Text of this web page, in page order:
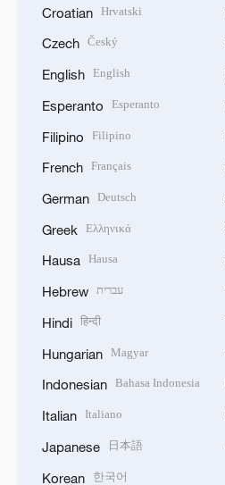
Croatian Hrvatski
Czech Český
English English
Esperanto Esperanto
Filipino Filipino
French Français
German Deutsch
Greek Ελληνικά
Hausa Hausa
Hebrew עברית
Hindi हिन्दी
Hungarian Magyar
Indonesian Bahasa Indonesia
Italian Italiano
Japanese 日本語
Korean 한국어